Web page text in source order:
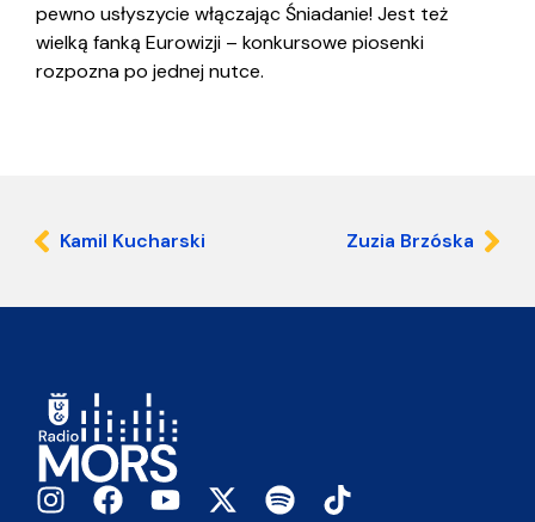
pewno usłyszycie włączając Śniadanie! Jest też
wielką fanką Eurowizji – konkursowe piosenki
rozpozna po jednej nutce.
Kamil Kucharski Zuzia Brzóska